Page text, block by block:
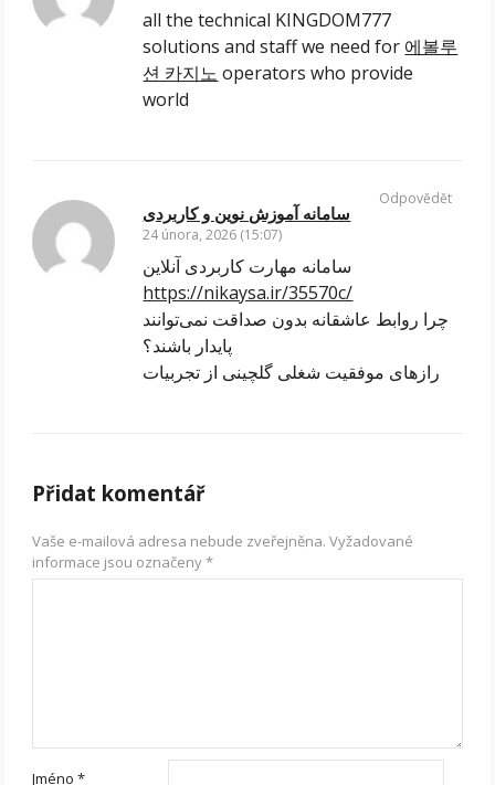
all the technical KINGDOM777
solutions and staff we need for 에볼루
션 카지노 operators who provide
world
سامانه آموزش نوین و کاربردی
24 února, 2026 (15:07)
سامانه مهارت کاربردی آنلاین
https://nikaysa.ir/35570c/
چرا روابط عاشقانه بدون صداقت نمی‌توانند
پایدار باشند؟
رازهای موفقیت شغلی گلچینی از تجربیات
Odpovědět
Přidat komentář
Vaše e-mailová adresa nebude zveřejněna. Vyžadované
informace jsou označeny*
Jméno*